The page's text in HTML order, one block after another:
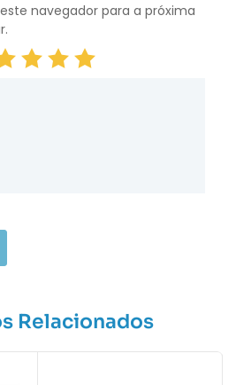
navegador para a próxima
Relacionados